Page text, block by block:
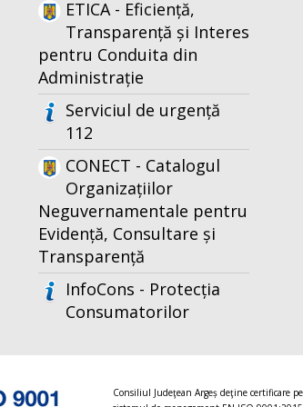
ETICA - Eficiență,
Transparență și Interes
pentru Conduita din
Administrație
Serviciul de urgență
112
CONECT - Catalogul
Organizațiilor
Neguvernamentale pentru
Evidență, Consultare și
Transparență
InfoCons - Protecția
Consumatorilor
Consiliul Judeţean Argeș deţine certificare